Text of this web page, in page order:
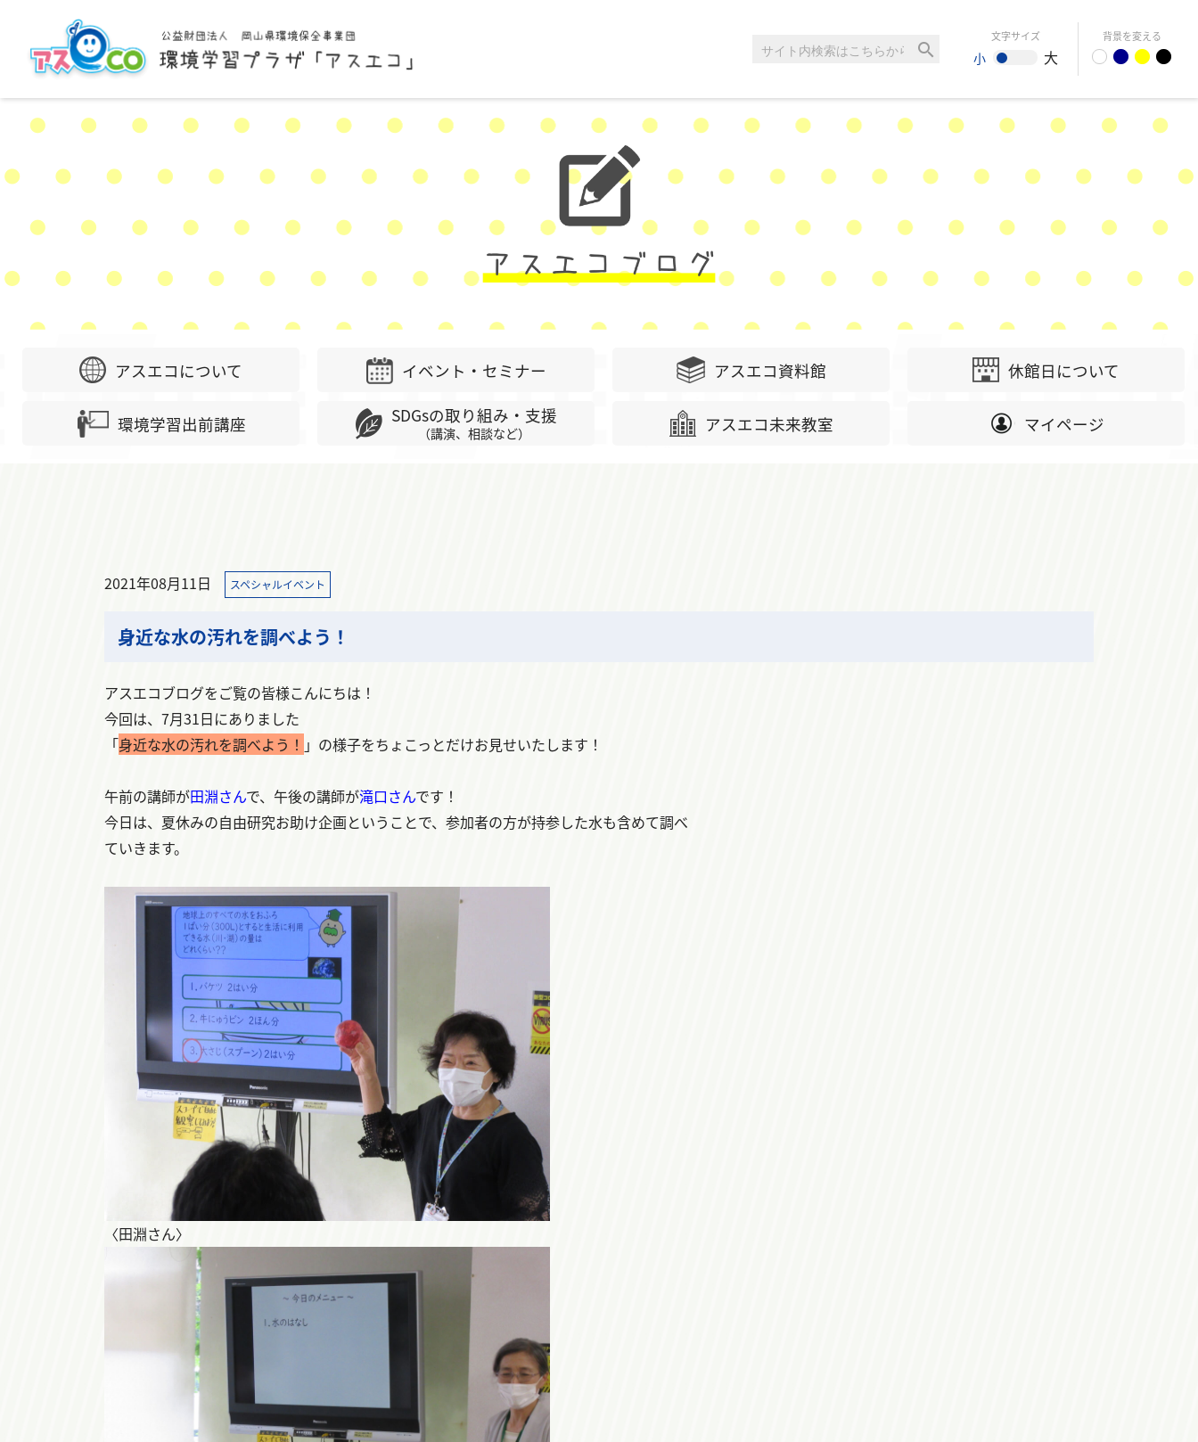
search
文字サイズ
小 大
背景を変える
アスエコについて イベント・セミナー アスエコ資料館 休館日について
環境学習出前講座 SDGsの取り組み・支援
（講演、相談など） アスエコ未来教室 マイページ
2021年08月11日 スペシャルイベント
身近な水の汚れを調べよう！
アスエコブログをご覧の皆様こんにちは！
今回は、7月31日にありました
「身近な水の汚れを調べよう！ 」の様子をちょこっとだけお見せいたします！
午前の講師が田淵さんで、午後の講師が滝口さんです！
今日は、夏休みの自由研究お助け企画ということで、参加者の方が持参した水も含めて調べ
ていきます。
〈田淵さん〉